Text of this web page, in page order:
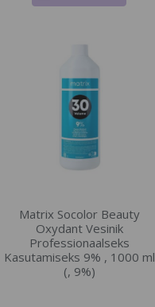
Matrix Socolor Beauty
Oxydant Vesinik
Professionaalseks
Kasutamiseks 9% , 1000 ml
(, 9%)